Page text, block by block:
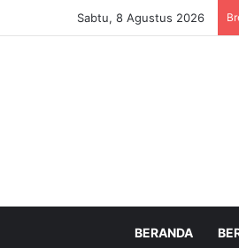
Sabtu, 8 Agustus 2026
BERANDA